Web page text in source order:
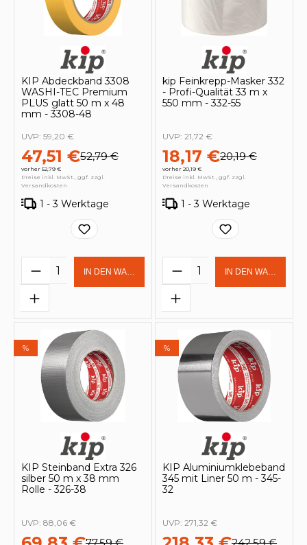
KIP Abdeckband 3308
WASHI-TEC Premium
PLUS glatt 50 m x 48
mm - 3308-48
47,51 €52,79 €
vorher 52,79 €
UVP: 59,20 €
Preise inkl. MwSt., ggf. zzgl.
Versandkosten
1 - 3 Werktage
Produkt Anzahl: Gib den
IN DEN WARENKORB
kip Feinkrepp-Masker 332
- Profi-Qualität 33 m x
550 mm - 332-55
18,17 €20,19 €
vorher 20,19 €
UVP: 21,72 €
Preise inkl. MwSt., ggf. zzgl.
Versandkosten
1 - 3 Werktage
Produkt Anzahl:
IN DEN
%
KIP Steinband Extra 326
silber 50 m x 38 mm
Rolle - 326-38
77,59 €
UVP: 88,06 €
%
KIP Aluminiumklebeband
345 mit Liner 50 m - 345-
32
242,59 €
UVP: 271,32 €